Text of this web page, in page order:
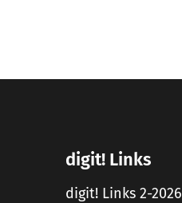
digit! Links
digit! Links 2-2026